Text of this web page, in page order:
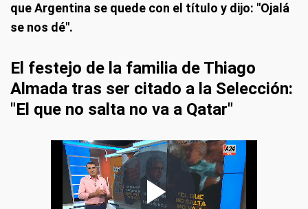
que Argentina se quede con el título y dijo: "Ojalá
se nos dé".
El festejo de la familia de Thiago
Almada tras ser citado a la Selección:
"El que no salta no va a Qatar"